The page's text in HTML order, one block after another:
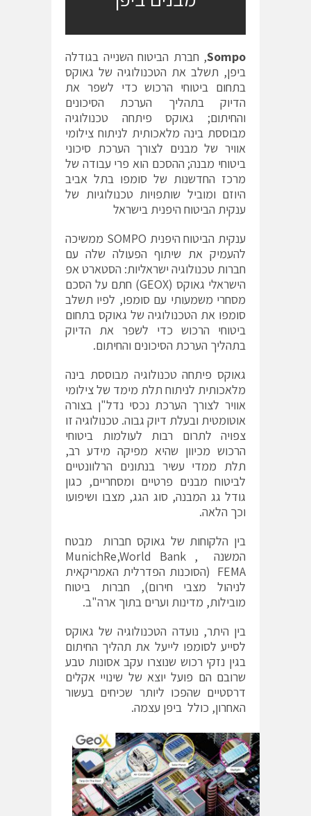
Sompo, חברת הביטוח השנייה בגודלה
ביפן, תשלב את הטכנולוגיה של גאוקס
בתחום ביטוחי הרכוש כדי לשפר את
הדיוק בתהליך הערכת הסיכונים
והחיתום; גאוקס פיתחה טכנולוגיה
מבוססת בינה מלאכותית לניתוח צילומי
אוויר של מבנים לצורך הערכת סיכוני
ביטוחי מבנה; ההסכם הוא פרי עבודה של
מרכז החדשנות של סומפו בתל אביב
היוזם ומוביל שותפויות טכנולוגיות של
ענקית הביטוח היפנית בישראל
ענקית הביטוח היפנית SOMPO ממשיכה
להעמיק את שיתוף הפעולה שלה עם
חברות טכנולוגיה ישראליות: הסטארט אפ
הישראלי גאוקס (GEOX) חתם על הסכם
מסחרי משמעותי עם סומפו, לפיו תשלב
סומפו את הטכנולוגיה של גאוקס בתחום
ביטוחי הרכוש כדי לשפר את הדיוק
בתהליך הערכת הסיכונים והחיתום.
גאוקס פיתחה טכנולוגיה מבוססת בינה
מלאכותית לניתוח תלת מימד של צילומי
אוויר לצורך הערכת נכסי נדל"ן בצורה
אוטומטית ובעלת דיוק גבוה. טכנולוגיה זו
צפויה לתרום רבות לעולמות ביטוחי
הרכוש מכיוון שהיא מפיקה מידע רב,
תלת ממדי עשיר בנתונים הרלוונטיים
לביטוח מבנים פרטיים ומסחריים, כגון
גודל גג המבנה, סוג הגג, מצבו ושיפועו
וכך הלאה.
בין הלקוחות של גאוקס חברות מבטח
המשנה MunichRe,World Bank ,
FEMA (הסוכנות הפדרלית האמריקאית
לניהול מצבי חירום), חברות ביטוח
מובילות, מדינות וערים בתוך ארה"ב.
בין היתר, נועדה הטכנולוגיה של גאוקס
לסייע לסומפו לייעל את תהליך החיתום
בגין נזקי רכוש שנוצרו עקב אסונות טבע
שרובם הם פועל יוצא של שינויי אקלים
דרסטיים שהפכו ליותר שכיחים בעשור
האחרון, כולל ביפן עצמה.